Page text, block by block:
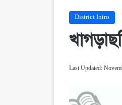
District Intro
Last Updated: